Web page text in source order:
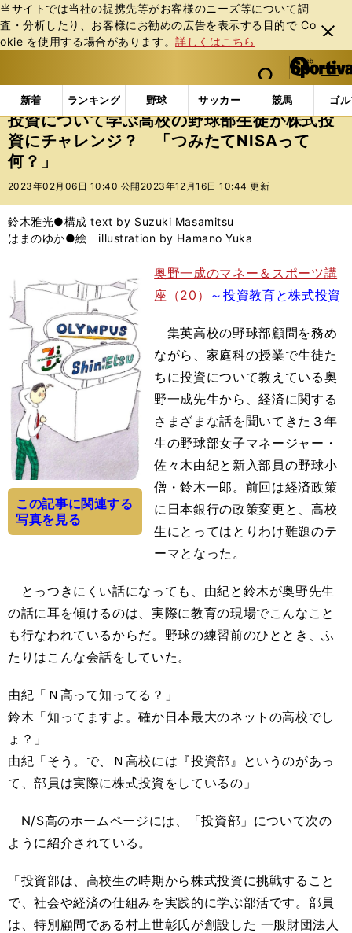
当サイトでは当社の提携先等がお客様のニーズ等について調
査・分析したり、お客様にお勧めの広告を表⽰する⽬的で Co
okie を使⽤する場合があります。詳しくはこちら
閉じ
る
web Sportiva (webスポルティーバ)
検索
マイペ
ー
ジ
メニュ
新着 ランキング 野球 サッカー 競馬 ゴ
b
ス
ポ
ル
テ
ー
バ
エンタメ その他 投資について学ぶ高校の野球部生
投資について学ぶ高校の野球部生徒が株式投
資にチャレンジ？ 「つみたてNISAって
何？」
2023年02月06日 10:40 公開 2023年12月16日 10:44 更新
鈴木雅光●構成 text by Suzuki Masamitsu
はまのゆか●絵 illustration by Hamano Yuka
この記事に関連する
写真を見る
奥野一成のマネー＆スポーツ講
座（20）
～投資教育と株式投資
集英高校の野球部顧問を務め
ながら、家庭科の授業で生徒た
ちに投資について教えている奥
野一成先生から、経済に関する
さまざまな話を聞いてきた３年
生の野球部女子マネージャー・
佐々木由紀と新入部員の野球小
僧・鈴木一郎。前回は経済政策
に日本銀行の政策変更と、高校
生にとってはとりわけ難題のテ
ーマとなった。
とっつきにくい話になっても、由紀と鈴木が奥野先生
の話に耳を傾けるのは、実際に教育の現場でこんなこと
も行なわれているからだ。野球の練習前のひととき、ふ
たりはこんな会話をしていた。
由紀「Ｎ高って知ってる？」
鈴木「知ってますよ。確か日本最大のネットの高校でし
ょ？」
由紀「そう。で、Ｎ高校には『投資部』というのがあっ
て、部員は実際に株式投資をしているの」
N/S高のホームページには、「投資部」について次の
ように紹介されている。
「投資部は、高校生の時期から株式投資に挑戦すること
で、社会や経済の仕組みを実践的に学ぶ部活です。部員
は、特別顧問である村上世彰氏が創設した 一般財団法人